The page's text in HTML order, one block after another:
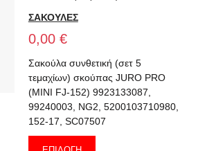
ΣΑΚΟΥΛΕΣ
0,00 €
Σακούλα συνθετική (σετ 5
τεμαχίων) σκούπας JURO PRO
(MINI FJ-152) 9923133087,
99240003, NG2, 5200103710980,
152-17, SC07507